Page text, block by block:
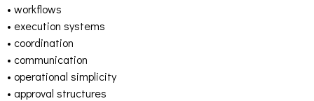
• workflows
• execution systems
• coordination
• communication
• operational simplicity
• approval structures